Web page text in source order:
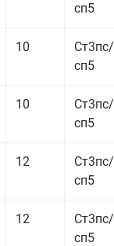
сп5
10
Ст3пс/
сп5
10
Ст3пс/
сп5
12
Ст3пс/
сп5
12
Ст3пс/
сп5